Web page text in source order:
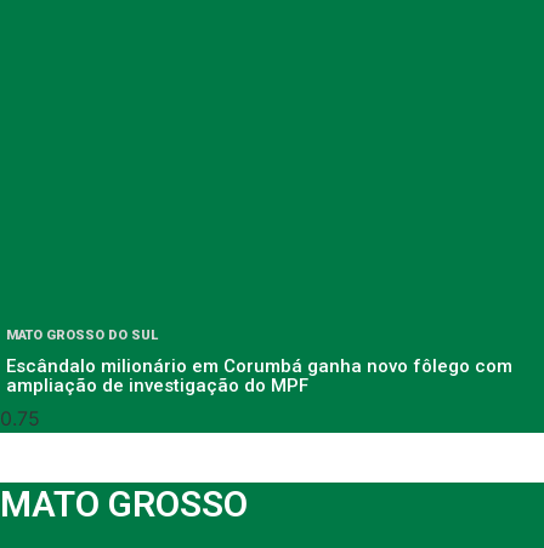
MATO GROSSO DO SUL
Escândalo milionário em Corumbá ganha novo fôlego com
ampliação de investigação do MPF
MATO GROSSO